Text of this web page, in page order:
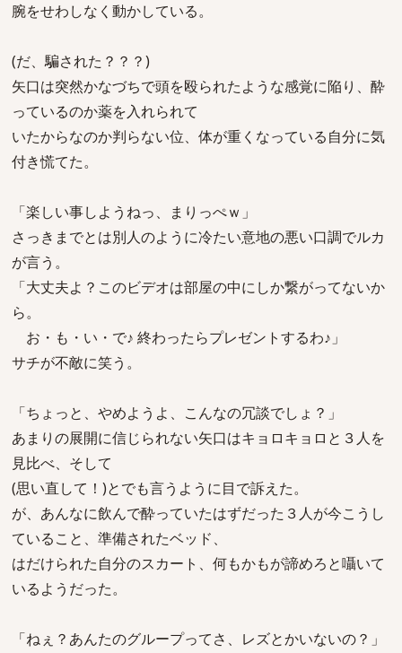
腕をせわしなく動かしている。
(だ、騙された？？？)
矢口は突然かなづちで頭を殴られたような感覚に陥り、酔
っているのか薬を入れられて
いたからなのか判らない位、体が重くなっている自分に気
付き慌てた。
「楽しい事しようねっ、まりっぺｗ」
さっきまでとは別人のように冷たい意地の悪い口調でルカ
が言う。
「大丈夫よ？このビデオは部屋の中にしか繋がってないか
ら。
お・も・い・で♪ 終わったらプレゼントするわ♪」
サチが不敵に笑う。
「ちょっと、やめようよ、こんなの冗談でしょ？」
あまりの展開に信じられない矢口はキョロキョロと３人を
見比べ、そして
(思い直して！)とでも言うように目で訴えた。
が、あんなに飲んで酔っていたはずだった３人が今こうし
ていること、準備されたベッド、
はだけられた自分のスカート、何もかもが諦めろと囁いて
いるようだった。
「ねぇ？あんたのグループってさ、レズとかいないの？」